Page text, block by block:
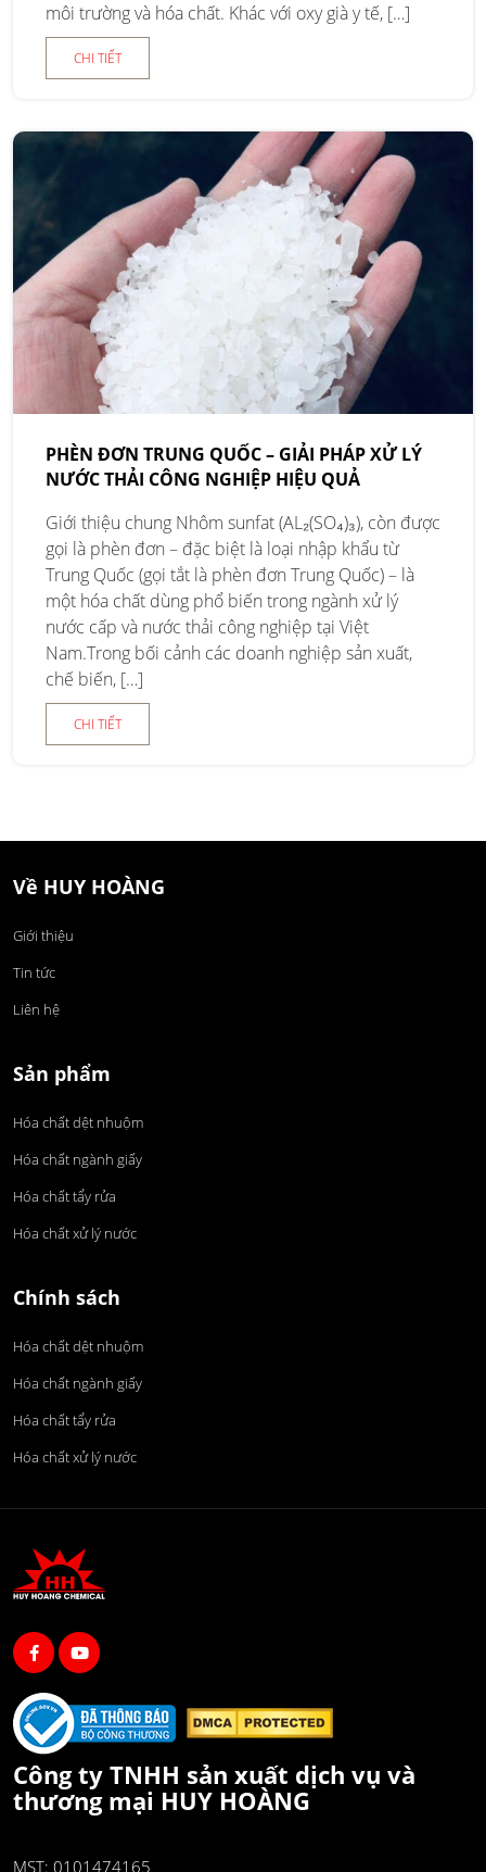
môi trường và hóa chất. Khác với oxy già y tế, […]
CHI TIẾT
PHÈN ĐƠN TRUNG QUỐC – GIẢI PHÁP XỬ LÝ
NƯỚC THẢI CÔNG NGHIỆP HIỆU QUẢ
Giới thiệu chung Nhôm sunfat (AL₂(SO₄)₃), còn được
gọi là phèn đơn – đặc biệt là loại nhập khẩu từ
Trung Quốc (gọi tắt là phèn đơn Trung Quốc) – là
một hóa chất dùng phổ biến trong ngành xử lý
nước cấp và nước thải công nghiệp tại Việt
Nam.Trong bối cảnh các doanh nghiệp sản xuất,
chế biến, […]
CHI TIẾT
Về HUY HOÀNG
Giới thiệu
Tin tức
Liên hệ
Sản phẩm
Hóa chất dệt nhuộm
Hóa chất ngành giấy
Hóa chất tẩy rửa
Hóa chất xử lý nước
Chính sách
Hóa chất dệt nhuộm
Hóa chất ngành giấy
Hóa chất tẩy rửa
Hóa chất xử lý nước
Công ty TNHH sản xuất dịch vụ và
thương mại HUY HOÀNG
MST: 0101474165